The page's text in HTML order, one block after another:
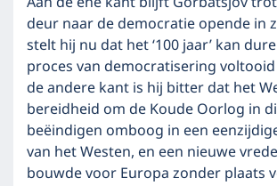
deur naar de democratie opende in
stelt hij nu dat het ‘100 jaar’ kan
proces van democratisering voltooid
de andere kant is hij bitter dat het
bereidheid om de Koude Oorlog in
beëindigen omboog in een
van het Westen, en een nieuwe
bouwde voor Europa zonder plaats